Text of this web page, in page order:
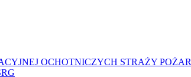
OCHOTNICZYCH STRAŻY